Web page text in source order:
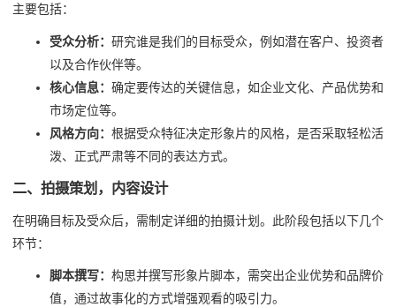
主要包括：
受众分析： 研究谁是我们的目标受众，例如潜在客户、投资者
以及合作伙伴等。
核心信息： 确定要传达的关键信息，如企业文化、产品优势和
市场定位等。
风格方向： 根据受众特征决定形象片的风格，是否采取轻松活
泼、正式严肃等不同的表达方式。
二、拍摄策划，内容设计
在明确目标及受众后，需制定详细的拍摄计划。此阶段包括以下几个
环节：
脚本撰写： 构思并撰写形象片脚本，需突出企业优势和品牌价
值，通过故事化的方式增强观看的吸引力。